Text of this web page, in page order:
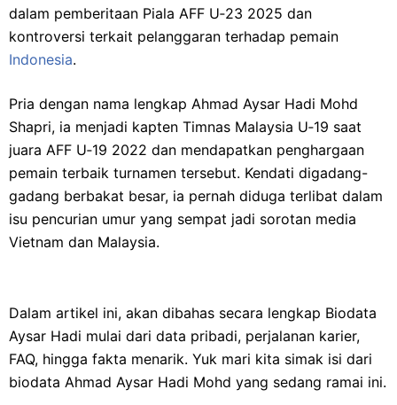
dalam pemberitaan Piala AFF U‑23 2025 dan
kontroversi terkait pelanggaran terhadap pemain
Indonesia.
Pria dengan nama lengkap Ahmad Aysar Hadi Mohd
Shapri, ia menjadi kapten Timnas Malaysia U‑19 saat
juara AFF U‑19 2022 dan mendapatkan penghargaan
pemain terbaik turnamen tersebut. Kendati digadang-
gadang berbakat besar, ia pernah diduga terlibat dalam
isu pencurian umur yang sempat jadi sorotan media
Vietnam dan Malaysia.
Dalam artikel ini, akan dibahas secara lengkap Biodata
Aysar Hadi mulai dari data pribadi, perjalanan karier,
FAQ, hingga fakta menarik. Yuk mari kita simak isi dari
biodata Ahmad Aysar Hadi Mohd yang sedang ramai ini.